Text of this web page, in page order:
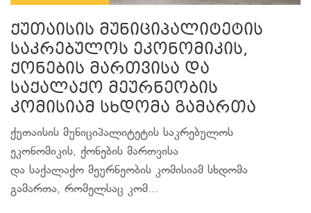
ქუთაისის მუნიციპალიტეტის
საკრებულოს ეკონომიკის,
ქონების მართვისა და
საქალაქო მეურნეობის
კომისიამ სხდომა გამართა
ქუთაისის მუნიციპალიტეტის საკრებულოს
ეკონომიკის, ქონების მართვისა
და საქალაქო მეურნეობის კომისიამ სხდომა
გამართა, რომელსაც კომ...